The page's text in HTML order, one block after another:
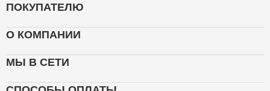
ПОКУПАТЕЛЮ
О КОМПАНИИ
МЫ В СЕТИ